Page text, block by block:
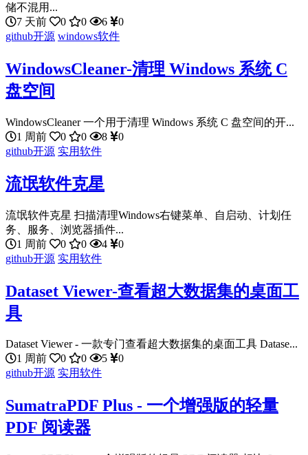
储不混用...
7 天前
0 0 6
0
github开源 windows软件
WindowsCleaner-清理 Windows 系统 C
盘空间
WindowsCleaner 一个用于清理 Windows 系统 C 盘空间的开...
1 周前
0 0 8
0
github开源 实用软件
流氓软件克星
流氓软件克星 扫描清理Windows右键菜单、自启动、计划任
务、服务、浏览器插件...
1 周前
0 0 4
0
github开源 实用软件
Dataset Viewer-查看超大数据集的桌面工
具
Dataset Viewer - 一款专门查看超大数据集的桌面工具 Datase...
1 周前
0 0 5
0
github开源 实用软件
SumatraPDF Plus - 一个增强版的轻量
PDF 阅读器